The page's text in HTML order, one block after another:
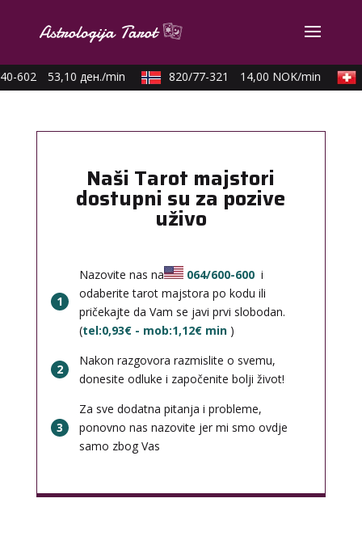
602 53,10 ден./min 820/77-321 14,00 NOK/min
Naši Tarot majstori
dostupni su za pozive
uživo
1
Nazovite nas na 064/600-600 i
odaberite tarot majstora po kodu ili
pričekajte da Vam se javi prvi slobodan.
(tel:0,93€ - mob:1,12€ min )
2
Nakon razgovora razmislite o svemu,
donesite odluke i započenite bolji život!
3
Za sve dodatna pitanja i probleme,
ponovno nas nazovite jer mi smo ovdje
samo zbog Vas